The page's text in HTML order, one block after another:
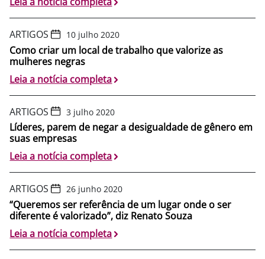
ARTIGOS 10 julho 2020
Como criar um local de trabalho que valorize as
mulheres negras
Leia a notícia completa
ARTIGOS 3 julho 2020
Líderes, parem de negar a desigualdade de gênero em
suas empresas
Leia a notícia completa
ARTIGOS 26 junho 2020
“Queremos ser referência de um lugar onde o ser
diferente é valorizado”, diz Renato Souza
Leia a notícia completa